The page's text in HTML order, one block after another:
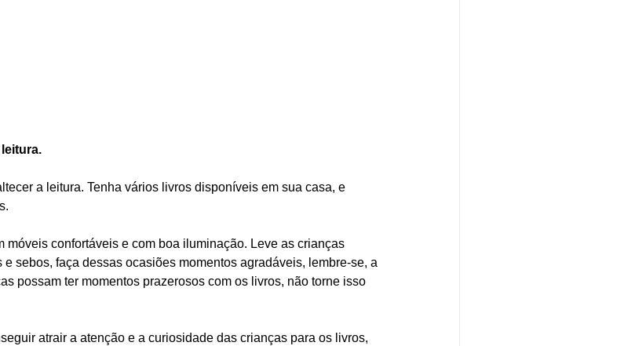
a leitura. Tenha vários livros disponíveis em sua casa, e
móveis confortáveis e com boa iluminação. Leve as crianças
sebos, faça dessas ocasiões momentos agradáveis, lembre-se, a
possam ter momentos prazerosos com os livros, não torne isso
atrair a atenção e a curiosidade das crianças para os livros,